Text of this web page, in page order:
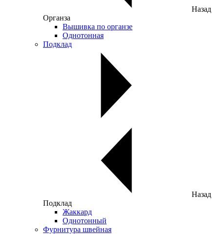
Назад
Органза
Вышивка по органзе
Однотонная
Подклад
Назад
Подклад
Жаккард
Однотонный
Фурнитура швейная